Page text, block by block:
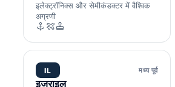
इलेक्ट्रॉनिक्स और सेमीकंडक्टर में वैश्विक
अग्रणी
IL मध्य पूर्व
इज़राइल